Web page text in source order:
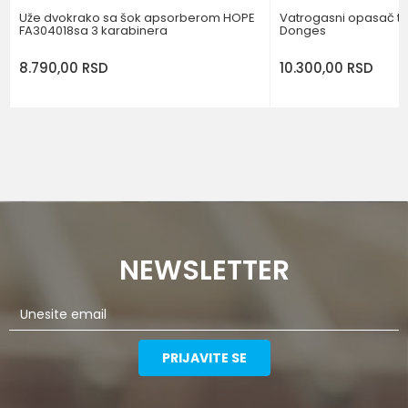
Uže dvokrako sa šok apsorberom HOPE
FA304018sa 3 karabinera
8.790,00 RSD
Vatrogasni opasač
Donges
10.300,00 RSD
NEWSLETTER
PRIJAVITE SE